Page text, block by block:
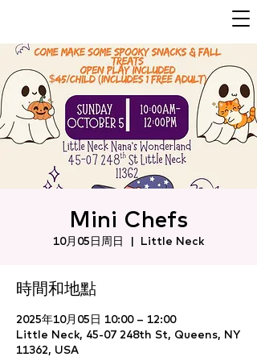
Mini Chefs
10月05日周日
  |
Little Neck
時間和地點
2025年10月05日 10:00 – 12:00
Little Neck, 45-07 248th St, Queens, NY
11362, USA